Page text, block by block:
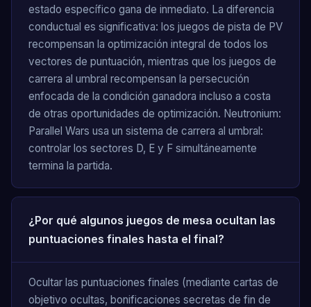
estado específico gana de inmediato. La diferencia
conductual es significativa: los juegos de pista de PV
recompensan la optimización integral de todos los
vectores de puntuación, mientras que los juegos de
carrera al umbral recompensan la persecución
enfocada de la condición ganadora incluso a costa
de otras oportunidades de optimización. Neutronium:
Parallel Wars usa un sistema de carrera al umbral:
controlar los sectores D, E y F simultáneamente
termina la partida.
¿Por qué algunos juegos de mesa ocultan las
puntuaciones finales hasta el final?
Ocultar las puntuaciones finales (mediante cartas de
objetivo ocultas, bonificaciones secretas de fin de